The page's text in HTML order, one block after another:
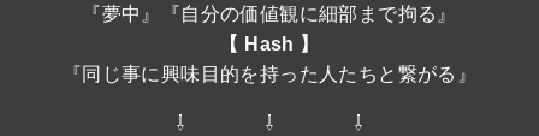
『夢中』『自分の価値観に細部まで拘る』
【 Hash 】
『同じ事に興味目的を持った人たちと繋がる』
⇩ ⇩ ⇩